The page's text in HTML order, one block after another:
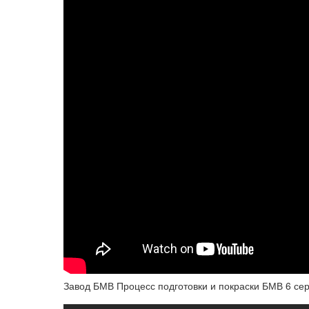
Завод БМВ Процесс подготовки и покраски БМВ 6